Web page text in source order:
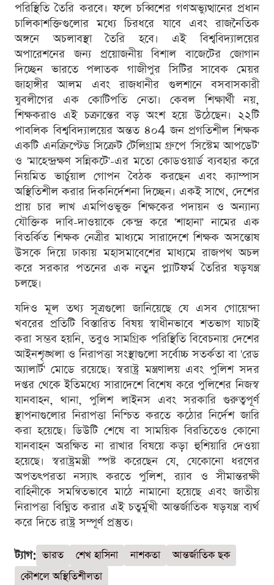
পরিস্থিতি তৈরি করবে। ফলে চব্বিশের গণঅভ্যুত্থানের প্রধান
চালিকাশক্তিগুলোর মধ্যে চিরধরে যাবে এবং রাজনৈতিক
অঙ্গনে অচলাবস্থা তৈরি হবে। এই বিশ্ববিদ্যালয়ের
অপারেশনের জন্য প্রয়োজনীয় বিশাল বাজেটের জোগান
দিচ্ছেন ভারতে পলাতক গাজীপুর সিটির সাবেক মেয়র
জাহাঙ্গীর আলম এবং রাজধানীর গুলশানে বসবাসকারী
যুবলীগের এক কোটিপতি নেতা। কেবল শিক্ষার্থী নয়,
শিক্ষকরাও এই চক্রান্তের বড় অংশ হয়ে উঠেছেন। ২২টি
পাবলিক বিশ্ববিদ্যালয়ের অন্তত ৪০4 জন প্রগতিশীল শিক্ষক
একটি এনক্রিপ্টেড সিক্রেট টেলিগ্রাম গ্রুপে 'সিস্টেম আপডেট'
ও 'মাহেন্দ্রক্ষণ সন্নিকটে'-এর মতো কোডওয়ার্ড ব্যবহার করে
নিয়মিত ভার্চুয়াল গোপন বৈঠক করছেন এবং ক্যাম্পাস
অস্থিতিশীল করার দিকনির্দেশনা দিচ্ছেন। একই সাথে, দেশের
প্রায় চার লাখ এমপিওভুক্ত শিক্ষকের পদায়ন ও অন্যান্য
যৌক্তিক দাবি-দাওয়াকে কেন্দ্র করে 'শাহানা' নামের এক
বিতর্কিত শিক্ষক নেত্রীর মাধ্যমে সারাদেশে শিক্ষক অসন্তোষ
উসকে দিয়ে ঢাকায় মহাসমাবেশের মাধ্যমে রাজপথ অচল
করে সরকার পতনের এক নতুন প্ল্যাটফর্ম তৈরির ষড়যন্ত্র
চলছে।
যদিও মূল তথ্য সূত্রগুলো জানিয়েছে যে এসব গোয়েন্দা
খবরের প্রতিটি বিস্তারিত বিষয় স্বাধীনভাবে শতভাগ যাচাই
করা সম্ভব হয়নি, তবুও সামগ্রিক পরিস্থিতি বিবেচনায় দেশের
আইনশৃঙ্খলা ও নিরাপত্তা সংস্থাগুলো সর্বোচ্চ সতর্কতা বা 'রেড
অ্যালার্ট' মোডে রয়েছে। স্বরাষ্ট্র মন্ত্রণালয় এবং পুলিশ সদর
দপ্তর থেকে ইতিমধ্যে সারাদেশে বিশেষ করে পুলিশের নিজস্ব
যানবাহন, থানা, পুলিশ লাইনস এবং সরকারি গুরুত্বপূর্ণ
স্থাপনাগুলোর নিরাপত্তা নিশ্চিত করতে কঠোর নির্দেশ জারি
করা হয়েছে। ডিউটি শেষে বা সাময়িক বিরতিতেও কোনো
যানবাহন অরক্ষিত না রাখার বিষয়ে কড়া হুশিয়ারি দেওয়া
হয়েছে। স্বরাষ্ট্রমন্ত্রী স্পষ্ট করেছেন যে, যেকোনো ধরণের
অপতৎপরতা নস্যাৎ করতে পুলিশ, র‍্যাব ও সীমান্তরক্ষী
বাহিনীকে সমন্বিতভাবে মাঠে নামানো হয়েছে এবং জাতীয়
নিরাপত্তা বিঘ্নিত করার এই চতুর্মুখী আন্তর্জাতিক ষড়যন্ত্র ব্যর্থ
করে দিতে রাষ্ট্র সম্পূর্ণ প্রস্তুত।
ট্যাগ: ভারত শেখ হাসিনা নাশকতা
আন্তর্জাতিক ছক
কৌশলে অস্থিতিশীলতা